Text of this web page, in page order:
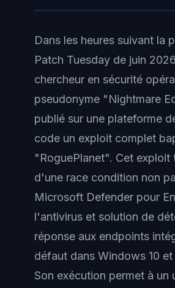
Dans les heures suivant la
Patch Tuesday de juin
chercheur en sécurité
pseudonyme "Nightmare
publié sur une plateforme
code un exploit complet
"RoguePlanet". Cet exploit
d'une race condition non
Microsoft Defender pour
l'antivirus et solution de
réponse aux endpoints
défaut dans Windows 10 et
Son exécution permet à un